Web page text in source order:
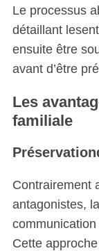
Le processus
détaillant
ensuite être
avant d’être
Les
familiale
Contrairement
antagonistes,
Cette